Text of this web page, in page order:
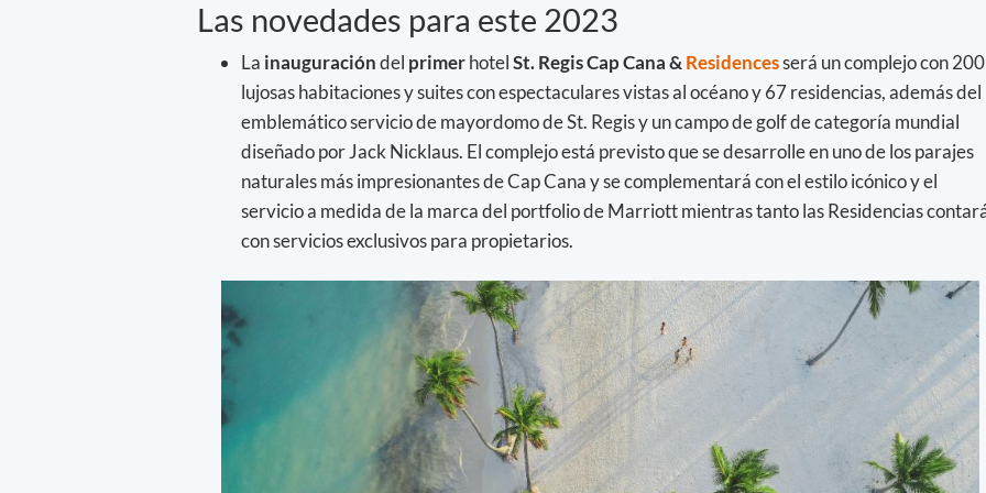
Las novedades para este 2023
La inauguracióndel primerhotelSt. Regis Cap Cana & Residencesserá un complejo con 200
lujosas habitaciones y suites con espectaculares vistas al océano y 67 residencias, además del
emblemático servicio de mayordomo de St. Regis y un campo de golf de categoría mundial
diseñado por Jack Nicklaus. El complejo está previsto que se desarrolle en uno de los parajes
naturales más impresionantes de Cap Cana y se complementará con el estilo icónico y el
servicio a medida de la marca del portfolio de Marriott mientras tanto las Residencias
con servicios exclusivos para propietarios.